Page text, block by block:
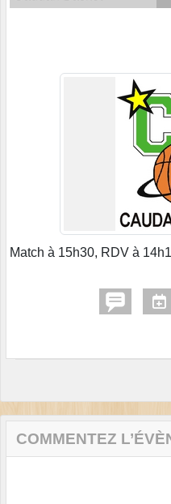
Match à 15h30, RDV à
COMMENTEZ